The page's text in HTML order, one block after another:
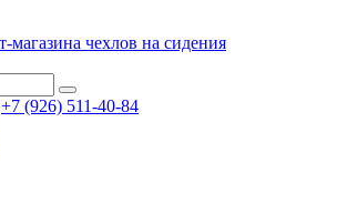
+7 (926) 511-40-84